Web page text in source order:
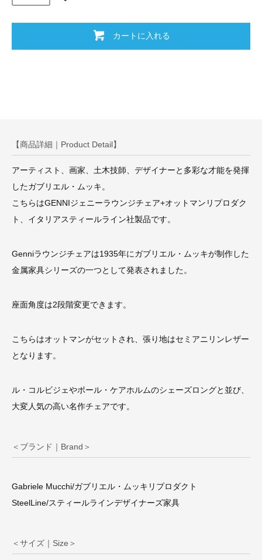
カートに入れる
【商品詳細｜Product Detail】
アーティスト、画家、土木技師、デザイナーと多彩な才能を発揮
したガブリエル・ムッキ。
こちらはGENNIジェニーラウンジチェア+オットマンリプロダク
ト、イタリアスティールライン社製品です。
Genniラウンジチェアは1935年にガブリエル・ムッキが制作した
金属家具シリーズの一つとして発表されました。
座面角度は2段階変更できます。
こちらはオットマンがセットされ、張り地はセミアニリンレザー
となります。
ル・コルビジェやポール・ケアホルムのシェーズロングと並び、
大変人気の高い名作チェアです。
＜ブランド｜Brand＞
Gabriele Mucchi/ガブリエル・ムッキリプロダクト
SteelLine/スティールラインデザイナーズ家具
＜サイズ｜Size＞